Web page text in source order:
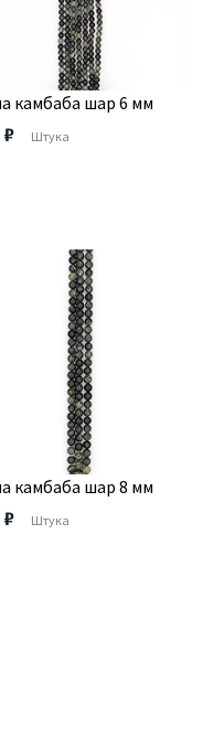
камбаба шар 6 мм
Штука
камбаба шар 8 мм
Штука